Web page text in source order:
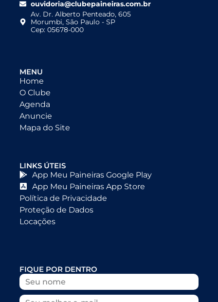
ouvidoria@clubepaineiras.com.br
Av. Dr. Alberto Penteado, 605
Morumbi, São Paulo - SP
Cep: 05678-000
MENU
Home
O Clube
Agenda
Anuncie
Mapa do Site
LINKS ÚTEIS
App Meu Paineiras Google Play
App Meu Paineiras App Store
Política de Privacidade
Proteção de Dados
Locações
FIQUE POR DENTRO